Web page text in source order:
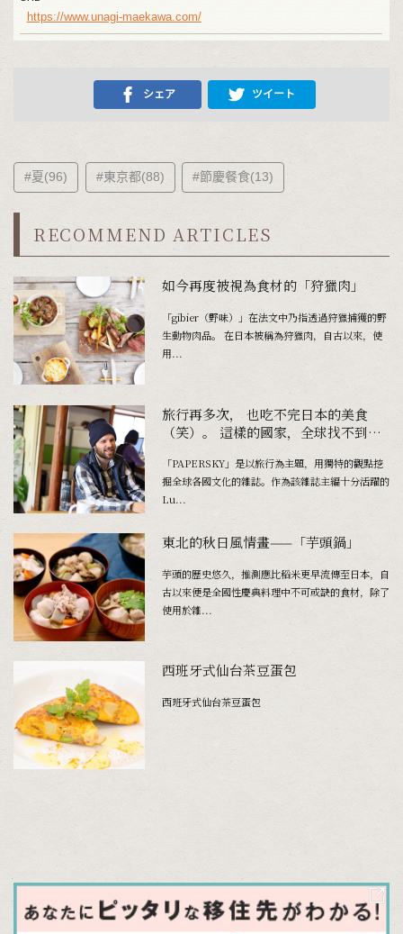
https://www.unagi-maekawa.com/
シェア ツイート
#夏(96) #東京都(88) #節慶餐食(13)
RECOMMEND ARTICLES
如今再度被視為食材的「狩獵肉」
「gibier（野味）」在法文中乃指透過狩獵捕獲的野
生動物肉品。 在日本被稱為狩獵肉，自古以來，使
用...
旅行再多次， 也吃不完日本的美食
（笑）。 這樣的國家，全球找不到第
二個了。
「PAPERSKY」是以旅行為主題，用獨特的觀點挖
掘全球各國文化的雜誌。作為該雜誌主編十分活躍的
Lu...
東北的秋日風情畫——「芋頭鍋」
芋頭的歷史悠久，推測應比稻米更早流傳至日本，自
古以來便是全國性慶典料理中不可或缺的食材，除了
使用於雜...
西班牙式仙台茶豆蛋包
西班牙式仙台茶豆蛋包